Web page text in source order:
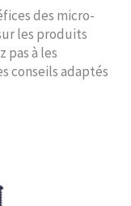
des micro-
les produits
pas à les
conseils adaptés